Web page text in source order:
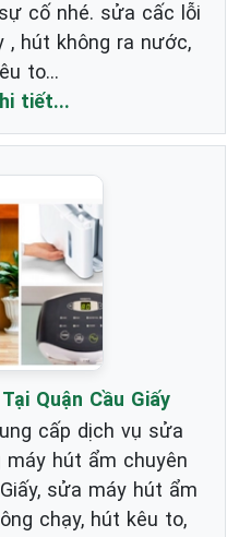
cố nhé. sửa cấc lỗi
, hút không ra nước,
to...
tiết...
Quận Cầu Giấy
cấp dịch vụ sửa
hút ẩm chuyên
sửa máy hút ẩm
chạy, hút kêu to,